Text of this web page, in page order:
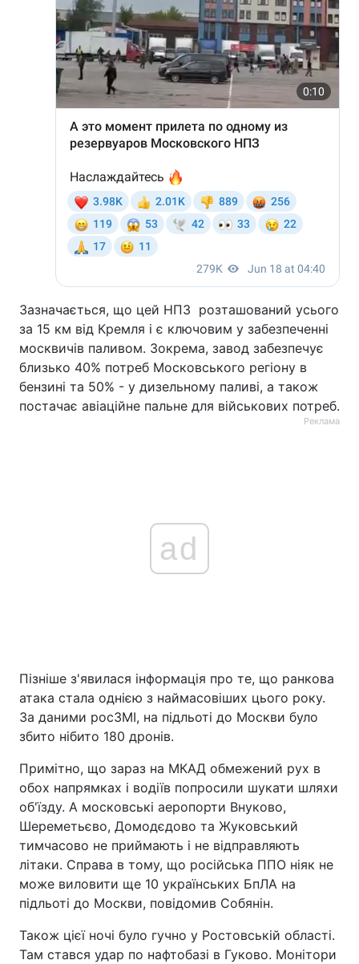
Зазначається, що цей НПЗ розташований усього
за 15 км від Кремля і є ключовим у забезпеченні
москвичів паливом. Зокрема, завод забезпечує
близько 40% потреб Московського регіону в
бензині та 50% - у дизельному паливі, а також
постачає авіаційне пальне для військових потреб.
Реклама
ad
Пізніше з'явилася інформація про те, що ранкова
атака стала однією з наймасовіших цього року.
За даними росЗМІ, на підльоті до Москви було
збито нібито 180 дронів.
Примітно, що зараз на МКАД обмежений рух в
обох напрямках і водіїв попросили шукати шляхи
об'їзду. А московські аеропорти Внуково,
Шереметьєво, Домодєдово та Жуковський
тимчасово не приймають і не відправляють
літаки. Справа в тому, що російська ППО ніяк не
може виловити ще 10 українських БпЛА на
підльоті до Москви, повідомив Собянін.
Також цієї ночі було гучно у Ростовській області.
Там стався удар по нафтобазі в Гуково. Монітори